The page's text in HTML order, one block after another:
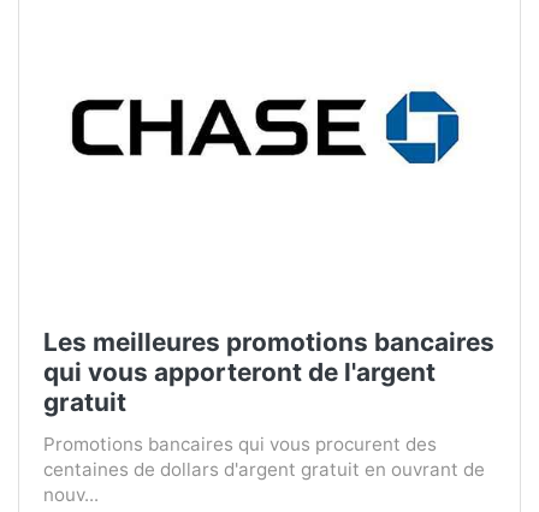
Les meilleures promotions bancaires
qui vous apporteront de l'argent
gratuit
Promotions bancaires qui vous procurent des
centaines de dollars d'argent gratuit en ouvrant de
nouv...